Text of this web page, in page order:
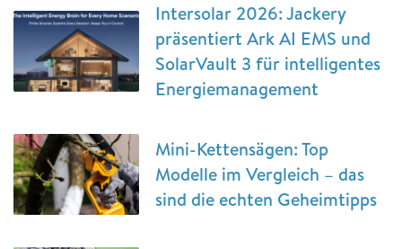
Intersolar 2026: Jackery
präsentiert Ark AI EMS und
SolarVault 3 für intelligentes
Energiemanagement
Mini-Kettensägen: Top
Modelle im Vergleich – das
sind die echten Geheimtipps